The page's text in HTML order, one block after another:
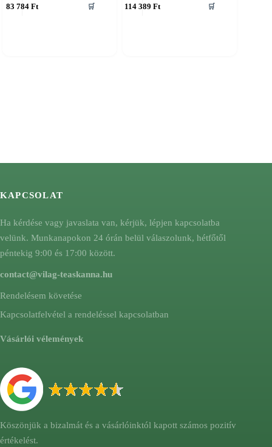
83 784 Ft 🛒 114 389 Ft 🛒
KAPCSOLAT
Ha kérdése vagy javaslata van, kérjük, lépjen kapcsolatba
velünk. Munkanapokon 24 órán belül válaszolunk, hétfőtől
péntekig 9:00 és 17:00 között.
contact@vilag-teaskanna.hu
Rendelésem követése
Kapcsolatfelvétel a rendeléssel kapcsolatban
Vásárlói vélemények
Köszönjük a bizalmát és a vásárlóinktól kapott számos pozitív
értékelést.